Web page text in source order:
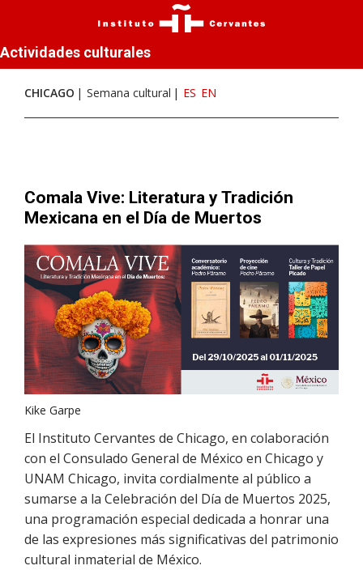
Actividades culturales
CHICAGO Semana cultural ES EN
Comala Vive: Literatura y Tradición
Mexicana en el Día de Muertos
Kike Garpe
El Instituto Cervantes de Chicago, en colaboración
con el Consulado General de México en Chicago y
UNAM Chicago, invita cordialmente al público a
sumarse a la Celebración del Día de Muertos 2025,
una programación especial dedicada a honrar una
de las expresiones más significativas del patrimonio
cultural inmaterial de México.